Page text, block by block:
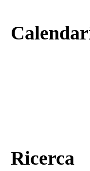
Ricerca